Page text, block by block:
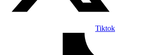
Tiktok